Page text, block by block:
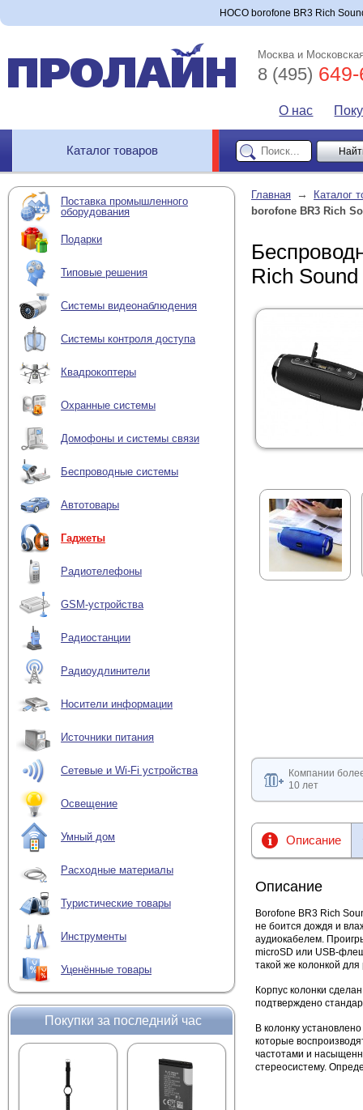
HOCO borofone BR3 Rich
Москва и
8 (495)
О нас
Каталог товаров
Поставка промышленного
оборудования
Подарки
Типовые решения
Системы видеонаблюдения
Системы контроля доступа
Квадрокоптеры
Охранные системы
Домофоны и системы связи
Беспроводные системы
Автотовары
Гаджеты
Радиотелефоны
GSM-устройства
Радиостанции
Радиоудлинители
Носители информации
Источники питания
Сетевые и Wi-Fi устройства
Освещение
Умный дом
Расходные материалы
Туристические товары
Инструменты
Уценённые товары
Покупки за последний час
Главная →
Каталог
borofone BR3 Rich
Rich
Компании
10 лет
Описание
Описание
Borofone BR3 Rich
не боится дождя и
аудиокабелем.
microSD или USB-
такой же колонкой
Корпус колонки
подтверждено
В колонку
которые
частотами и
стереосистему.